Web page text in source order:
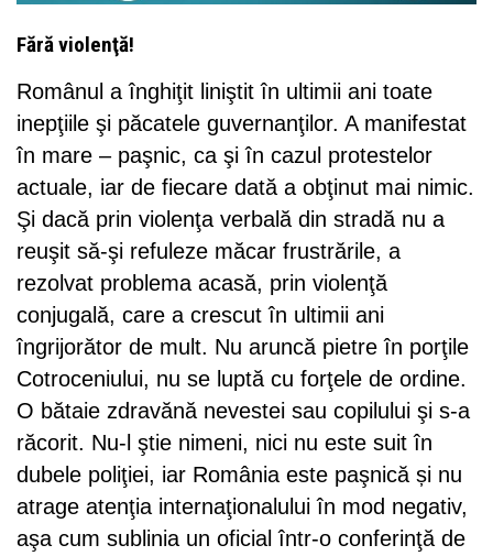
Fără violenţă!
Românul a înghiţit liniştit în ultimii ani toate
inepţiile şi păcatele guvernanţilor. A manifestat
în mare – paşnic, ca şi în cazul protestelor
actuale, iar de fiecare dată a obţinut mai nimic.
Şi dacă prin violenţa verbală din stradă nu a
reuşit să-şi refuleze măcar frustrările, a
rezolvat problema acasă, prin violenţă
conjugală, care a crescut în ultimii ani
îngrijorător de mult. Nu aruncă pietre în porţile
Cotroceniului, nu se luptă cu forţele de ordine.
O bătaie zdravănă nevestei sau copilului şi s-a
răcorit. Nu-l ştie nimeni, nici nu este suit în
dubele poliţiei, iar România este paşnică și nu
atrage atenţia internaţionalului în mod negativ,
aşa cum sublinia un oficial într-o conferinţă de